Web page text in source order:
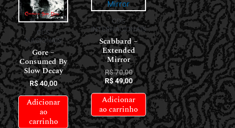
CDS
NACIONAIS
Gore –
Consumed By
Slow Decay
R$40,00
Adicionar
ao
carrinho
CDS
INTERNACIONAIS
Scabbard –
Extended
Mirror
R$70,00
R$49,00
Adicionar
ao carrinho